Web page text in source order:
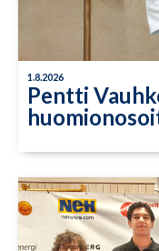
1.8.2026
Pentti